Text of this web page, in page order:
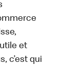
et
c’est qui